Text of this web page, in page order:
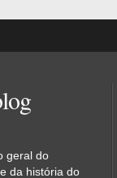
geral do
da história do